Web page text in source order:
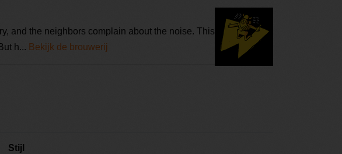
and the neighbors complain about the noise. This
h... Bekijk de brouwerij
Stijl